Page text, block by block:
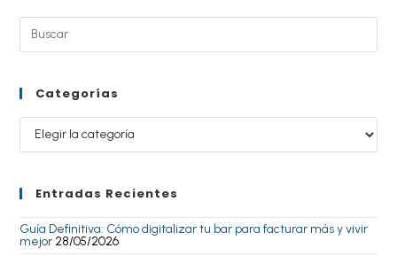
Categorías
Entradas Recientes
Guía Definitiva: Cómo digitalizar tu bar para facturar más y vivir
mejor 28/05/2026